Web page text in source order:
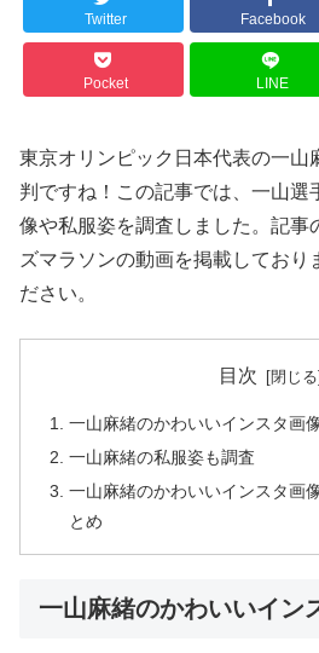
Twitter Facebook
Pocket LINE
東京オリンピック日本代表の一山
判ですね！この記事では、一山選
像や私服姿を調査しました。記事
ズマラソンの動画を掲載しており
ださい。
目次
一山麻緒のかわいいインスタ画像
一山麻緒の私服姿も調査
一山麻緒のかわいいインスタ画
とめ
一山麻緒のかわいいイン